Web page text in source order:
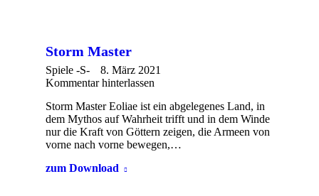
Storm Master
Spiele -S-
8. März 2021
Kommentar hinterlassen
Storm Master Eoliae ist ein abgelegenes Land, in
dem Mythos auf Wahrheit trifft und in dem Winde
nur die Kraft von Göttern zeigen, die Armeen von
vorne nach vorne bewegen,…
zum Download